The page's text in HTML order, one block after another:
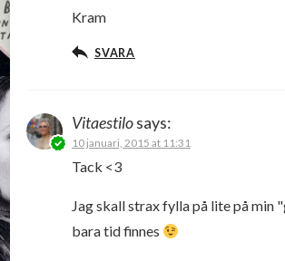
Kram
SVARA
Vitaestilosays:
10 januari, 2015 at 11:31
Tack <3
Jag skall strax fylla på lite på min
bara tid finnes